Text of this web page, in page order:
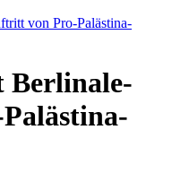
von Pro-Palästina-
Berlinale-